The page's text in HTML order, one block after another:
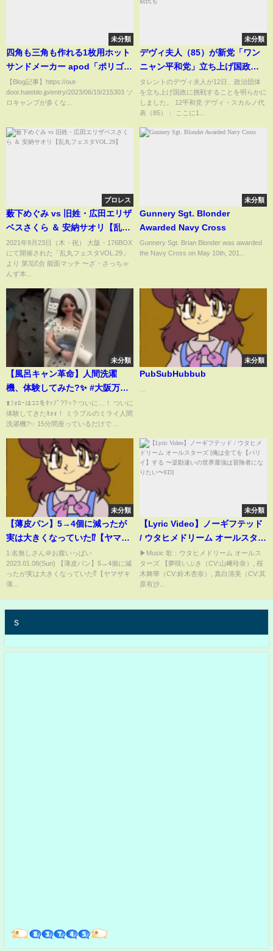
未分類
四角も三角も作れる1枚用ホット
サンドメーカー apod「ポリゴ
ン」
【Blog記事】https://out-
door.hateblo.jp/entry/2023/06/19/215303 ソ
ロキャンプが多くな...
未分類
デヴィ夫人（85）が新党「ワン
ニャン平和党」立ち上げ国政に
挑戦 犬猫の食用禁止法制化目
指す 参謀には“選挙の神様”・
藤川晋之助氏も
タレントのデヴィ夫人が12日、政治団体
を立ち上げ国政に挑戦することを明らかに
しました。 12平和党 デヴィ・スカルノ代
表（85）： ここに1...
プロレス
薮下めぐみ vs 旧姓・広田エリザ
ベスさくら ＆ 安納サオリ【乱丸
フェスタVOL.29】
2021年9月23日（木・祝） 大阪・176BOX
にて開催された「乱丸フェスタVOL.29」
より 第3試合 能面マッチ 〜ざ・さっちゃ
んず本...
未分類
Gunnery Sgt. Blonder
Awarded Navy Cross
Gunnery Sgt. Brian Blonder was awarded
the Navy Cross on May 10th, 201...
未分類
【風呂キャン革命】人間洗濯
機、体験してみた?✨ #大阪万博
#風呂キャンセル界隈 #ミライ人
間洗濯機 #ミラブル
⬆️ﾌｫﾛｰはｺｺをﾀｯﾌﾟ??‍♀️? ついに…！ ついに
体験してきたﾖｫｫ！ ミラブルのミライ人間
洗濯機?✨ 15分間座っているだけで ...
未分類
PubSubHubbub
未分類
【薄皮パン】5→4個に減ったが
実は大きくなっていた⁉【ヤマザ
キ 薄皮シリーズ 片親パン】
1:名無しさん＠お腹いっぱい
2023.01.08(Sun) 【薄皮パン】5→4個に減
ったが実は大きくなっていた⁉【ヤマザキ
薄...
未分類
【Lyric Video】ノーギフテッド
/ ウタヒメドリーム オールスター
ズ [俺は全てを【パリイ】する 〜
逆勘違いの世界最強は冒険者に
なりたい〜ED]
▶Music 歌：ウタヒメドリーム オールス
ターズ 【夢咲いぶき（CV:山﨑玲奈）, 桜
木舞華（CV:鈴木杏奈）, 真白清美（CV:其
原有沙...
s